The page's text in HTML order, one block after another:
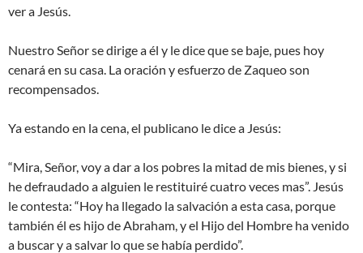
ver a Jesús.
Nuestro Señor se dirige a él y le dice que se baje, pues hoy
cenará en su casa. La oración y esfuerzo de Zaqueo son
recompensados.
Ya estando en la cena, el publicano le dice a Jesús:
“Mira, Señor, voy a dar a los pobres la mitad de mis bienes, y si
he defraudado a alguien le restituiré cuatro veces mas”. Jesús
le contesta: “Hoy ha llegado la salvación a esta casa, porque
también él es hijo de Abraham, y el Hijo del Hombre ha venido
a buscar y a salvar lo que se había perdido”.